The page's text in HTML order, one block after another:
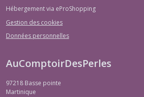
Hébergement via eProShopping
Gestion des cookies
Données personnelles
AuComptoirDesPerles
97218 Basse pointe
Martinique